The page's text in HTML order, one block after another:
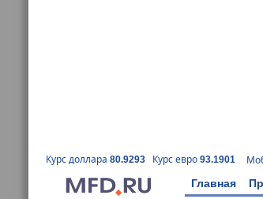
Курс доллара 80.9293 Курс евро 93.1901
Главная